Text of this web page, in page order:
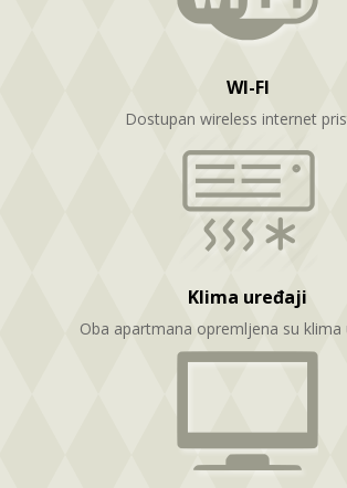
WI-FI
Dostupan wireless internet
Klima uređaji
Oba apartmana opremljena su